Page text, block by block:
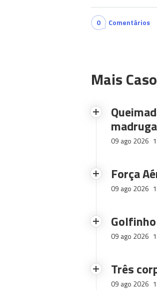
0 Comentários
Mais
09 ago 2026
Força
09 ago 2026
09 ago 2026
Três
09 ago 2026